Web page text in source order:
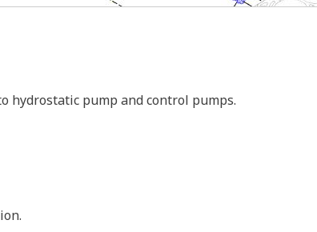
hydrostatic pump and control pumps.